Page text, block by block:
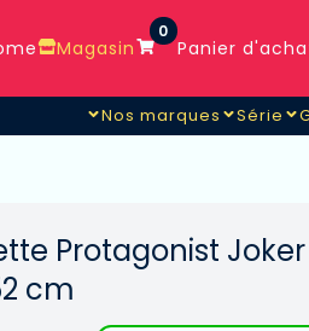
Magasin
0
Panier
Nos marques Série
Protagonist Joker
cm